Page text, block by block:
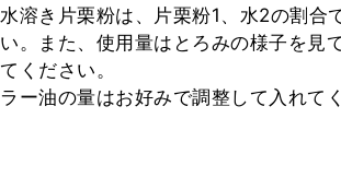
水溶き片栗粉は、片栗粉1、水2の割合
い。また、使用量はとろみの様子を見
てください。
ラー油の量はお好みで調整して入れて